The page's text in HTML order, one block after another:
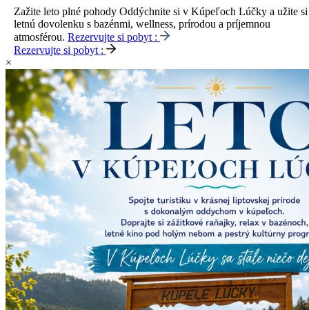
Zažite leto plné pohody Oddýchnite si v Kúpeľoch Lúčky a užite si
letnú dovolenku s bazénmi, wellness, prírodou a príjemnou
atmosférou. Rezervujte si pobyt :
Rezervujte si pobyt :
×